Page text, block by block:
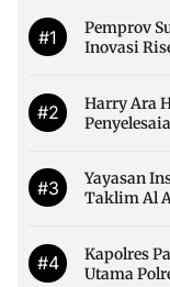
#1
Pemprov
Inovasi
#2
Harry Ara
#3
Yayasan
Taklim Al
#4
Kapolres
Utama